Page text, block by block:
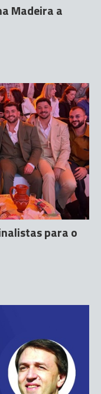
Madeira a
para o